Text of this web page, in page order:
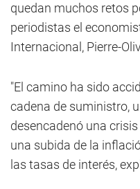
quedan muchos retos
periodistas el
Internacional, Pierre-
"El camino ha sido
cadena de suministro,
desencadenó una
una subida de la
las tasas de interés,